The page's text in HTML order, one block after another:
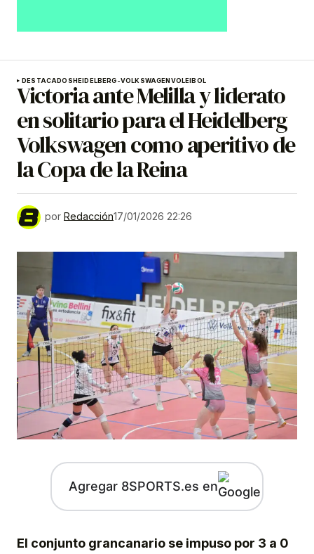
DESTACADOSHEIDELBERG-VOLKSWAGENVOLEIBOL
Victoria ante Melilla y liderato
en solitario para el Heidelberg
Volkswagen como aperitivo de
la Copa de la Reina
por Redacción17/01/2026 22:26
Agregar 8SPORTS.es en
El conjunto grancanario se impuso por 3 a 0